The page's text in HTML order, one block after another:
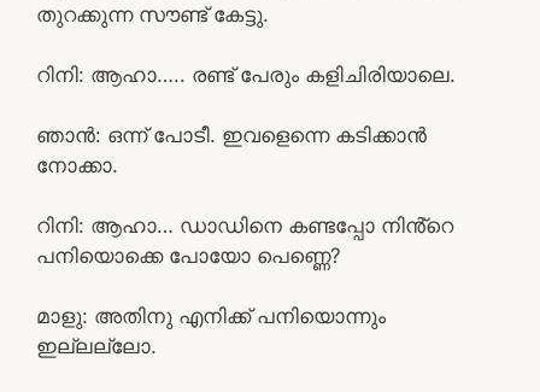
തുറക്കുന്ന സൗണ്ട് കേട്ടു.
റിനി: ആഹാ….. രണ്ട് പേരും കളിചിരിയാലെ.
ഞാൻ: ഒന്ന് പോടീ. ഇവളെന്നെ കടിക്കാൻ
നോക്കാ.
റിനി: ആഹാ… ഡാഡിനെ കണ്ടപ്പോ നിൻ്റെ
പനിയൊക്കെ പോയോ പെണ്ണെ?
മാളു: അതിനു എനിക്ക് പനിയൊന്നും
ഇല്ലല്ലോ.